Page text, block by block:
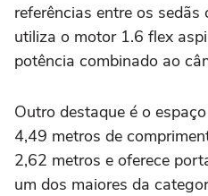
referências entre os
utiliza o motor 1.6 flex
potência combinado ao
Outro destaque é o
4,49 metros de
2,62 metros e oferece
um dos maiores da